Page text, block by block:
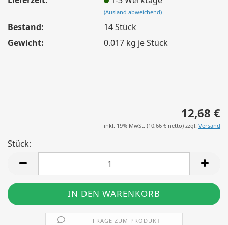
(Ausland abweichend)
Bestand: 14Stück
Gewicht:
0.017 kg je Stück
12,68 €
inkl. 19% MwSt. (10,66 € netto) zzgl. Versand
Stück:
FRAGE ZUM PRODUKT